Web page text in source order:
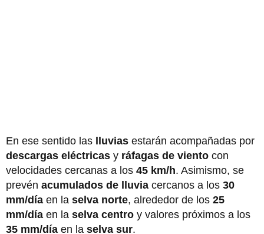
En ese sentido las lluvias estarán acompañadas por
descargas eléctricas y ráfagas de viento con
velocidades cercanas a los 45 km/h. Asimismo, se
prevén acumulados de lluvia cercanos a los 30
mm/día en la selva norte, alrededor de los 25
mm/día en la selva centro y valores próximos a los
35 mm/día en la selva sur.